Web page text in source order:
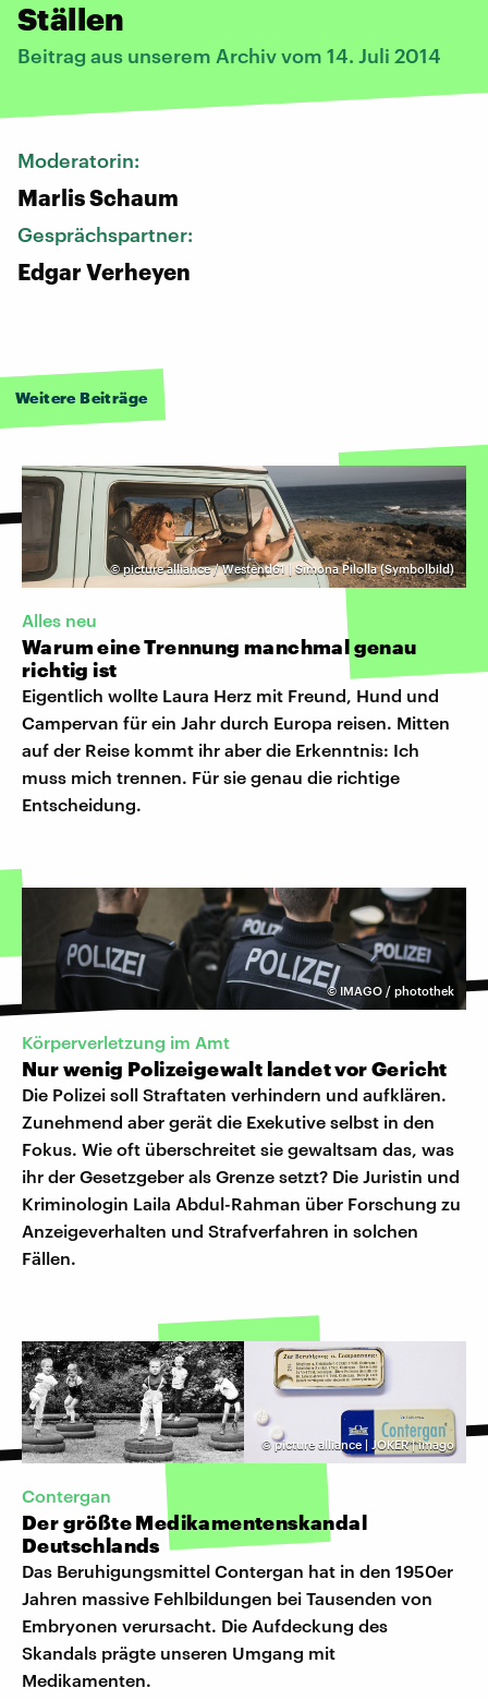
Ställen
Beitrag aus unserem Archiv vom 14. Juli 2014
Moderatorin:
Marlis Schaum
Gesprächspartner:
Edgar Verheyen
Weitere Beiträge
© picture alliance / Westend61 | Simona Pilolla (Symbolbild)
Alles neu
Warum eine Trennung manchmal genau
richtig ist
Eigentlich wollte Laura Herz mit Freund, Hund und
Campervan für ein Jahr durch Europa reisen. Mitten
auf der Reise kommt ihr aber die Erkenntnis: Ich
muss mich trennen. Für sie genau die richtige
Entscheidung.
© IMAGO / photothek
Körperverletzung im Amt
Nur wenig Polizeigewalt landet vor Gericht
Die Polizei soll Straftaten verhindern und aufklären.
Zunehmend aber gerät die Exekutive selbst in den
Fokus. Wie oft überschreitet sie gewaltsam das, was
ihr der Gesetzgeber als Grenze setzt? Die Juristin und
Kriminologin Laila Abdul-Rahman über Forschung zu
Anzeigeverhalten und Strafverfahren in solchen
Fällen.
©picture alliance | JOKER | imago
Contergan
Der größte Medikamentenskandal
Deutschlands
Das Beruhigungsmittel Contergan hat in den 1950er
Jahren massive Fehlbildungen bei Tausenden von
Embryonen verursacht. Die Aufdeckung des
Skandals prägte unseren Umgang mit
Medikamenten.